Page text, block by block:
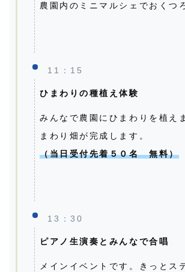
農園内のミニマルシェでおくつ
11：15
ひまわりの種植え体験
みんなで農園にひまわりを植え
まわり畑が完成します。
（当日受付先着５０名 無料）
13：30
ピアノ生演奏とみんなで合唱
メインイベントです。きっとス